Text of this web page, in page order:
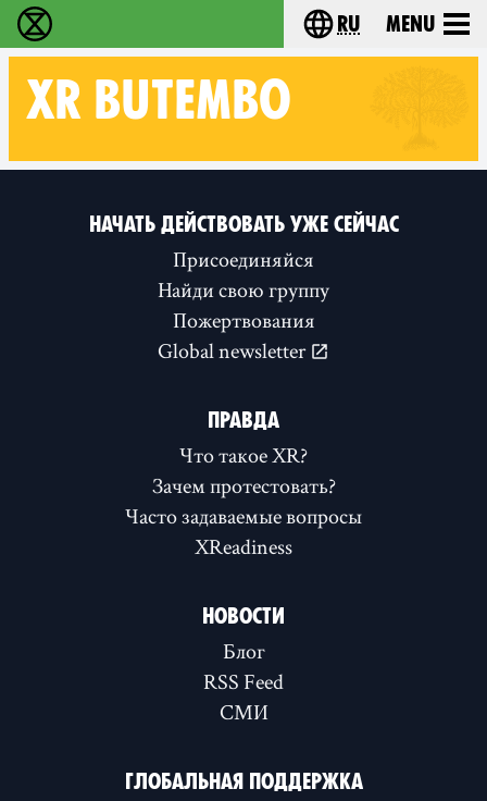
Extinction Rebellion - Home Choose your
ru Menu
XR BUTEMBO
НАЧАТЬ ДЕЙСТВОВАТЬ УЖЕ СЕЙЧАС
Присоединяйся
Найди свою группу
Пожертвования
Global newsletter
ПРАВДА
Что такое XR?
Зачем протестовать?
Часто задаваемые вопросы
XReadiness
НОВОСТИ
Блог
RSS Feed
СМИ
ГЛОБАЛЬНАЯ ПОДДЕРЖКА